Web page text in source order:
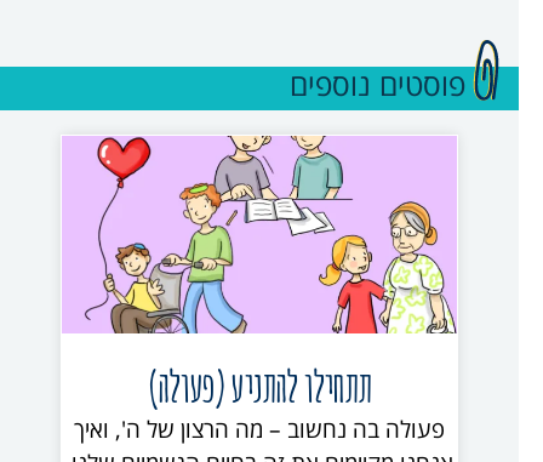
פוסטים נוספים
תתחילו להתניע (פעולה)
פעולה בה נחשוב – מה הרצון של ה', ואיך